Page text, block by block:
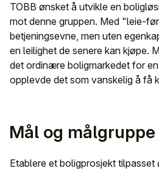
TOBB ønsket å utvikle en
mot denne gruppen. Med "leie-
betjeningsevne, men uten
en leilighet de senere kan kjøpe.
det ordinære boligmarkedet for
opplevde det som vanskelig å få
Mål og målgruppe
Etablere et boligprosjekt tilpasset